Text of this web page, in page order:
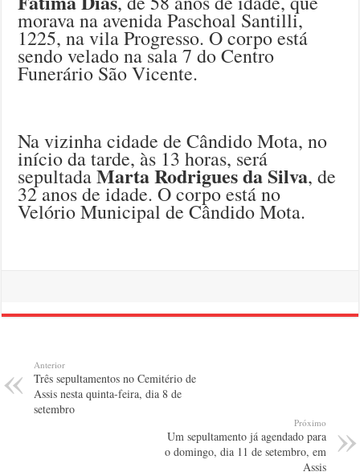
morava na avenida Paschoal Santilli,
1225, na vila Progresso. O corpo está
sendo velado na sala 7 do Centro
Funerário São Vicente.
Na vizinha cidade de Cândido Mota, no
início da tarde, às 13 horas, será
sepultadaMarta Rodrigues da Silva, de
32 anos de idade. O corpo está no
Velório Municipal de Cândido Mota.
Anterior
Três sepultamentos no Cemitério de
Assis nesta quinta-feira, dia 8 de
setembro
Próximo
Um sepultamento já agendado para
o domingo, dia 11 de setembro, em
Assis